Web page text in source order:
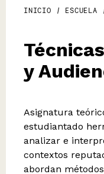
INICIO / ESCUELA
y
Asignatura
estudiantado
analizar e
contextos
abordan